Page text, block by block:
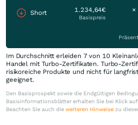
Short 1.234,64€
Basispreis
×
Im Durchschnitt erleiden 7 von 10
Handel mit Turbo-Zertifikaten. Turbo-
risikoreiche Produkte und nicht für
geeignet.
Den Basisprospekt sowie die Endgültigen
Basisinformationsblätter erhalten Sie bei Klick
Beachten Sie auch die weiteren Hinweise zu